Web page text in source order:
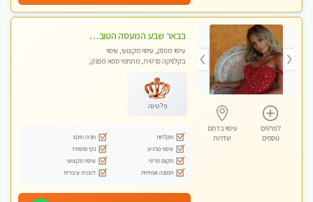
לפרטים
נוספים
עיסוי בדרום
שדרות
בבאר שבע המעסה הטובה בעיר..
עיסוי מפנק, עיסוי מקצועי, עיסוי
בקלניקה פרטית, מתחמי ספא מפנק,
פלטינה
מקלחת
חניה חינם
עיסוי מרגיע
נקי ומסודר
מקום פרטי
עיסוי מקצועי
תמונה אמיתית
דוברת עיברית